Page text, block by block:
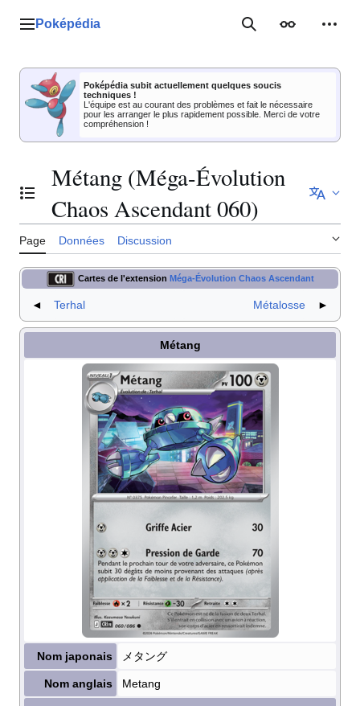
Menu principal
Poképédia RechercherApparence
Poképédia subit actuellement quelques soucis
techniques !
L'équipe est au courant des problèmes et fait le nécessaire
pour les arranger le plus rapidement possible. Merci de votre
compréhension !
Basculer la table des matières
Métang (Méga-Évolution
Chaos Ascendant 060)
Page Données Discussion
Cartes de l'extension Méga-Évolution Chaos Ascendant
◄ Terhal Métalosse ►
Métang
Nom japonais メタング
Nom anglais Metang